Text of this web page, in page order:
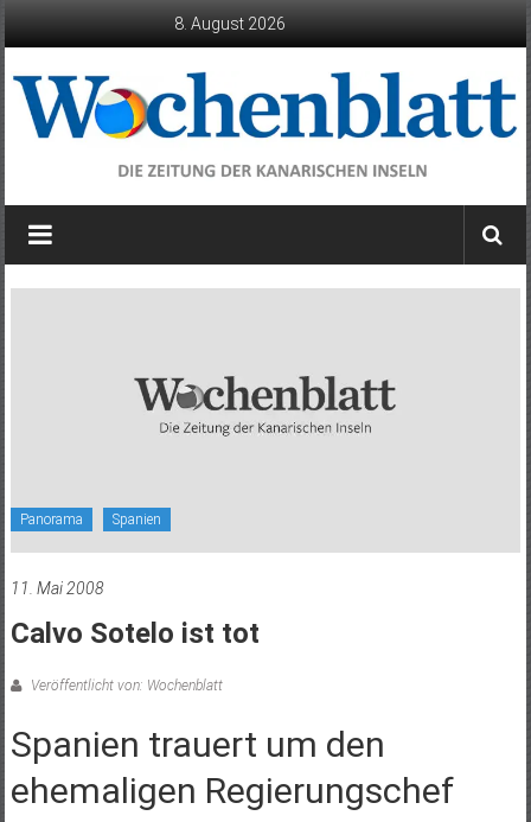
8. August 2026
Wochenblatt
die
Panorama Spanien
11. Mai 2008
Calvo Sotelo ist tot
Veröffentlicht von: Wochenblatt
Spanien trauert um den
ehemaligen Regierungschef